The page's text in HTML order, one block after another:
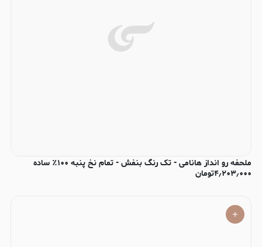
ملحفه رو انداز هانامی - تک رنگ بنفش - تمام نخ پنبه ۱۰۰٪ ساده
۴٫۲۰۳٫۰۰۰تومان